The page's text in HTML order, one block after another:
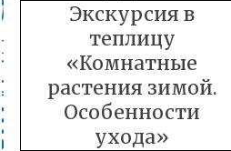
Экскурсия в
теплицу
«Комнатные
растения зимой.
Особенности
ухода»